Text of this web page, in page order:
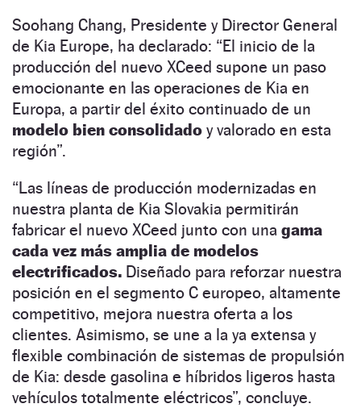
Soohang Chang, Presidente y Director General
de Kia Europe, ha declarado: “El inicio de la
producción del nuevo XCeed supone un paso
emocionante en las operaciones de Kia en
Europa, a partir del éxito continuado de un
modelo bien consolidado y valorado en esta
región”.
“Las líneas de producción modernizadas en
nuestra planta de Kia Slovakia permitirán
fabricar el nuevo XCeed junto con una gama
cada vez más amplia de modelos
electrificados. Diseñado para reforzar nuestra
posición en el segmento C europeo, altamente
competitivo, mejora nuestra oferta a los
clientes. Asimismo, se une a la ya extensa y
flexible combinación de sistemas de propulsión
de Kia: desde gasolina e híbridos ligeros hasta
vehículos totalmente eléctricos”, concluye.